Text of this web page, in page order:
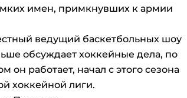
имен, примкнувших к армии
ведущий баскетбольных шоу
обсуждает хоккейные дела, по
он работает, начал с этого сезона
хоккейной лиги.